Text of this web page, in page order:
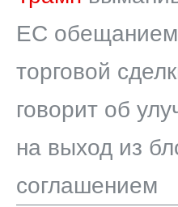
ЕС
торговой
говорит об
на выход из
соглашением